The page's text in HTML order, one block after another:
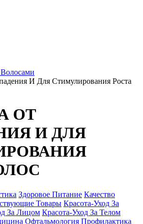
И Для Стимулирования Роста
ОТ
И ДЛЯ
Здоровое Питание Качество
Товары Красота-Уход За
За Лицом Красота-Уход За Телом
Офтальмология Профилактика